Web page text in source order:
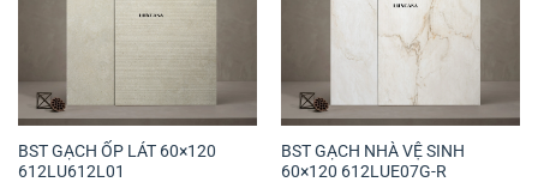
BST GẠCH ỐP LÁT 60×120
612LU612L01
BST GẠCH NHÀ VỆ SINH
60×120 612LUE07G-R